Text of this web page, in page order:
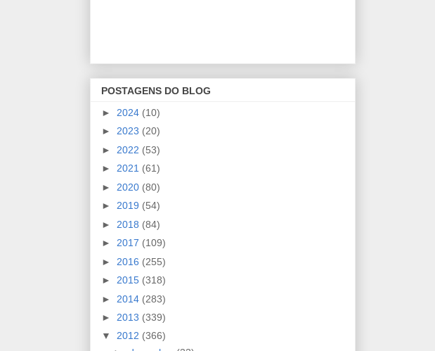
POSTAGENS DO BLOG
► 2024 (10)
► 2023 (20)
► 2022 (53)
► 2021 (61)
► 2020 (80)
► 2019 (54)
► 2018 (84)
► 2017 (109)
► 2016 (255)
► 2015 (318)
► 2014 (283)
► 2013 (339)
▼ 2012 (366)